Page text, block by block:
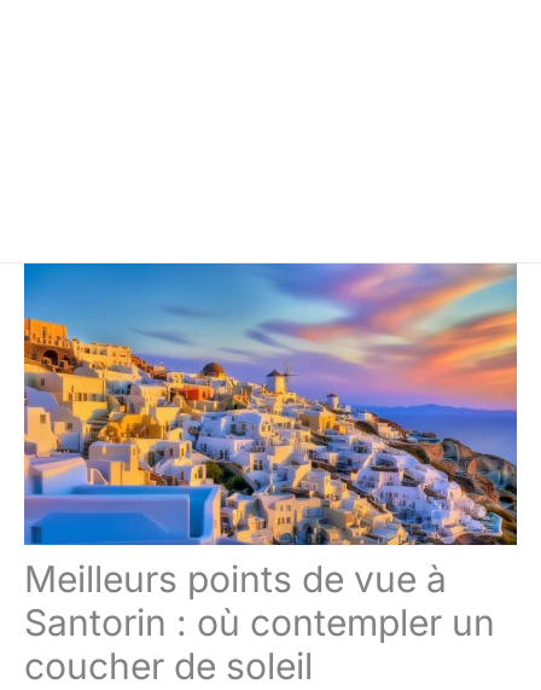
Meilleurs points de vue à
Santorin : où contempler un
coucher de soleil